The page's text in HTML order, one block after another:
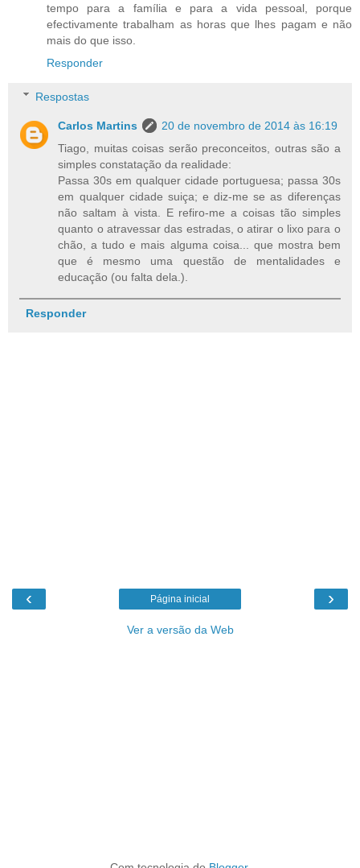
tempo para a família e para a vida pessoal, porque
efectivamente trabalham as horas que lhes pagam e não
mais do que isso.
Responder
Respostas
Carlos Martins
20 de novembro de 2014 às 16:19
Tiago, muitas coisas serão preconceitos, outras são a
simples constatação da realidade:
Passa 30s em qualquer cidade portuguesa; passa 30s
em qualquer cidade suiça; e diz-me se as diferenças
não saltam à vista. E refiro-me a coisas tão simples
quanto o atravessar das estradas, o atirar o lixo para o
chão, a tudo e mais alguma coisa... que mostra bem
que é mesmo uma questão de mentalidades e
educação (ou falta dela.).
Responder
‹ ›
Página inicial
Ver a versão da Web